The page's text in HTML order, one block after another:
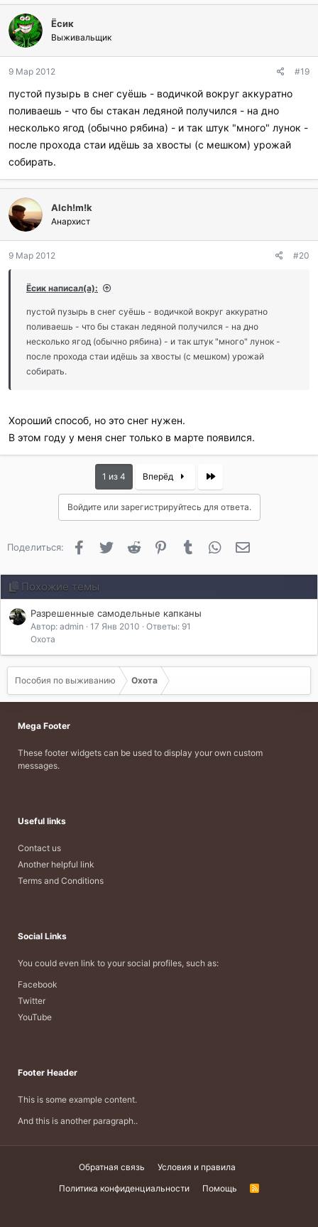
Ёсик
Выживальщик
9 Мар 2012 #19
пустой пузырь в снег суёшь - водичкой вокруг аккуратно
поливаешь - что бы стакан ледяной получился - на дно
несколько ягод (обычно рябина) - и так штук "много" лунок -
после прохода стаи идёшь за хвосты (с мешком) урожай
собирать.
Alch!m!k
Анархист
9 Мар 2012 #20
Ёсик написал(а):
пустой пузырь в снег суёшь - водичкой вокруг аккуратно
поливаешь - что бы стакан ледяной получился - на дно
несколько ягод (обычно рябина) - и так штук "много" лунок -
после прохода стаи идёшь за хвосты (с мешком) урожай
собирать.
Хороший способ, но это снег нужен.
В этом году у меня снег только в марте появился.
1 из 4 Вперёд Last
Войдите или зарегистрируйтесь для ответа.
Поделиться: FacebookTwitter Reddit PinterestTumblr WhatsApp
Похожие темы
Разрешенные самодельные капканы
Автор: admin 17 Янв 2010
Ответы: 91
Охота
Пособия по выживанию Охота
Mega Footer
These footer widgets can be used to display your own custom
messages.
Useful links
Contact us
Another helpful link
Terms and Conditions
Social Links
You could even link to your social profiles, such as:
Facebook
Twitter
YouTube
Footer Header
This is some example content.
And this is another paragraph..
Обратная связь
Условия и правила
Политика конфиденциальности
Помощь
R